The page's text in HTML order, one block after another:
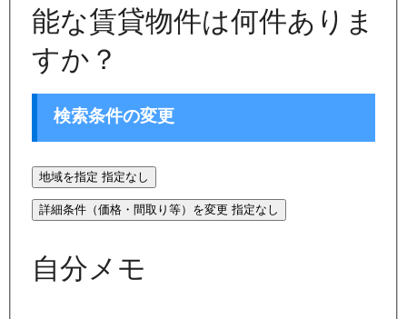
能な賃貸物件は何件ありま
すか？
検索条件の変更
地域を指定 指定なし
詳細条件（価格・間取り等）を変更 指定なし
自分メモ